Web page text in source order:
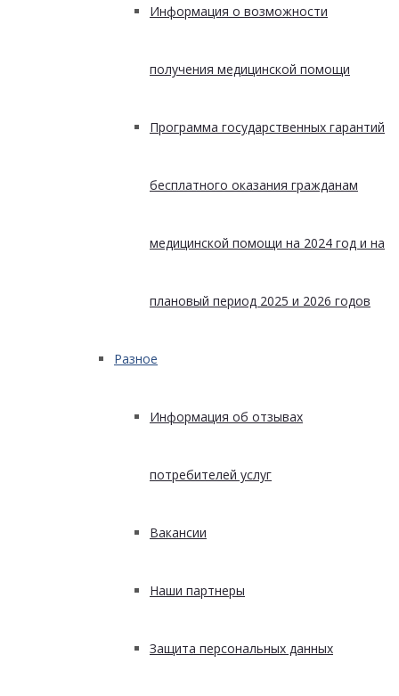
Информация о возможности
получения медицинской помощи
Программа государственных гарантий
бесплатного оказания гражданам
медицинской помощи на 2024 год и на
плановый период 2025 и 2026 годов
Разное
Информация об отзывах
потребителей услуг
Вакансии
Наши партнеры
Защита персональных данных